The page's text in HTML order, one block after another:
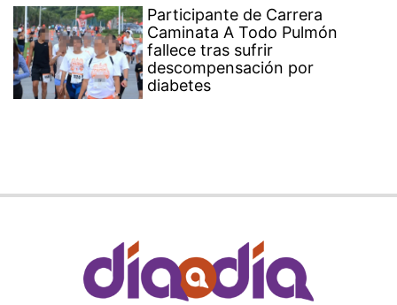
Participante de Carrera
Caminata A Todo Pulmón
fallece tras sufrir
descompensación por
diabetes